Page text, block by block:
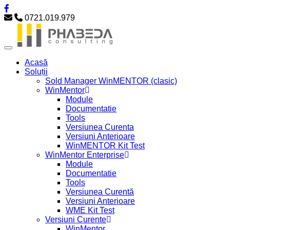
0721.019.979
Acasă
Soluții
Sold Manager WinMENTOR (clasic)
WinMentor
Module
Documentatie
Tools
Versiunea Curenta
Versiuni Anterioare
WinMENTOR Kit Test
WinMentor Enterprise
Module
Documentatie
Tools
Versiunea Curentă
Versiuni Anterioare
WME Kit Test
Versiuni Curente